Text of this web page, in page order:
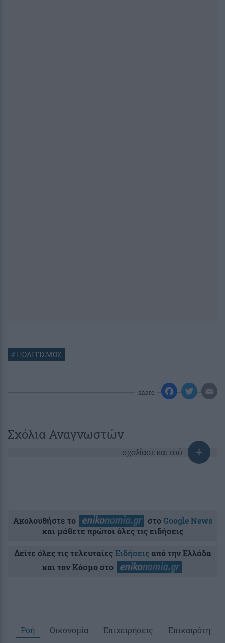
#ΠΟΛΙΤΙΣΜΟΣ
share
Σχόλια Αναγνωστών
σχολίασε και εσύ
Ακολουθήστε το στοGoogle News
και μάθετε πρώτοι όλες τις ειδήσεις
Δείτε όλες τις τελευταίεςΕιδήσειςαπό την Ελλάδα
και τον Κόσμο στο
Ροή Οικονομία Επιχειρήσεις Επικαιρότητα